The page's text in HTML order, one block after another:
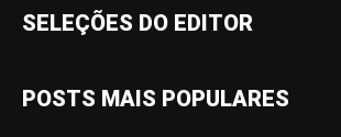
SELEÇÕES DO EDITOR
POSTS MAIS POPULARES